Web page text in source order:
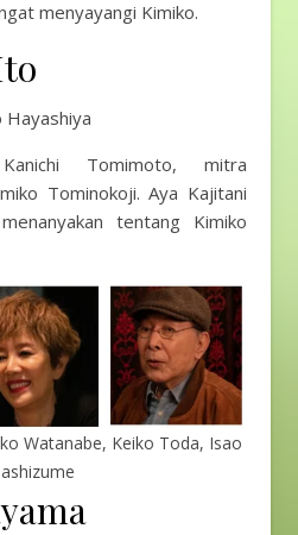
menyayangi Kimiko.
Hayashiya
Tomimoto, mitra
Tominokoji. Aya Kajitani
tentang Kimiko
Watanabe, Keiko Toda, Isao